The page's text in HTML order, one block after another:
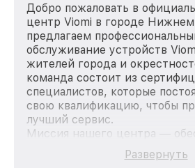
Добро пожаловать в
центр Viomi в городе
предлагаем
обслуживание устройств
жителей города и
команда состоит из
специалистов, которые
свою квалификацию, чтобы
лучший сервис.
Миссия нашего центра —
качественный и доступный
каждого пользователя
Развернуть